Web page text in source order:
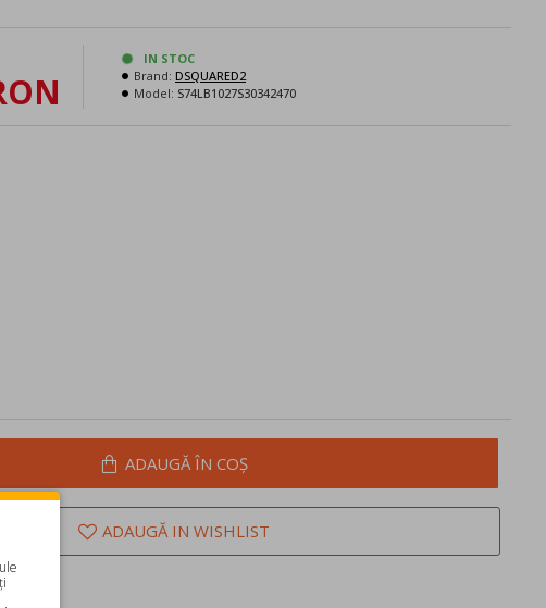
IN STOC
Brand: DSQUARED2
Model: S74LB1027S30342470
ADAUGĂ ÎN COŞ
ADAUGĂ IN WISHLIST